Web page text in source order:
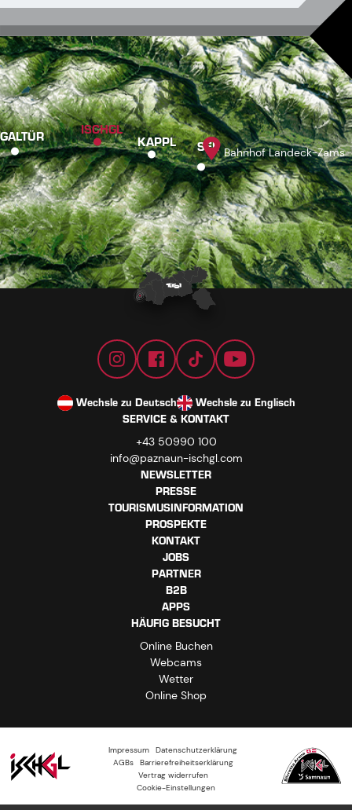
GALTÜR ISCHGL
KAPPL SEE Bahnhof Landeck-Zams
Wechsle zu Deutsch
Wechsle zu Englisch
SERVICE & KONTAKT
+43 50990 100
info@paznaun-ischgl.com
NEWSLETTER
PRESSE
TOURISMUSINFORMATION
PROSPEKTE
KONTAKT
JOBS
PARTNER
B2B
APPS
HÄUFIG BESUCHT
Online Buchen
Webcams
Wetter
Online Shop
Impressum
Datenschutzerklärung
AGBs
Barrierefreiheitserklärung
Vertrag widerrufen
Cookie-Einstellungen